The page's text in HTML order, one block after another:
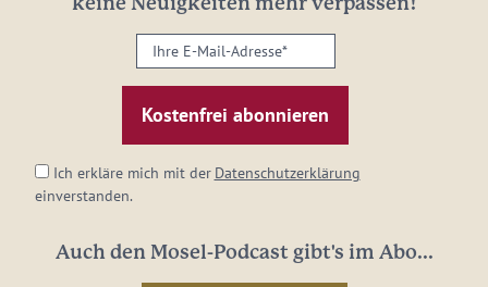
keine Neuigkeiten mehr verpassen!
Ihre
E-
Mail-
Adresse:
Ich erkläre mich mit der Datenschutzerklärung
einverstanden.
Auch den Mosel-Podcast gibt's im Abo...